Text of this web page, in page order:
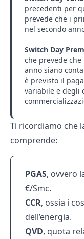
precedenti per
prevede che i
nel secondo
Switch Day
che prevede
anno siano
è previsto il
variabile e degli
Ti ricordiamo che
comprende:
PGAS, ovvero
€/Smc.
CCR, ossia i
dell’energia.
QVD, quota